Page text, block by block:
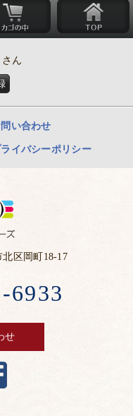
ん
い合わせ
イバシーポリシー
区岡町18-17
6933
せ